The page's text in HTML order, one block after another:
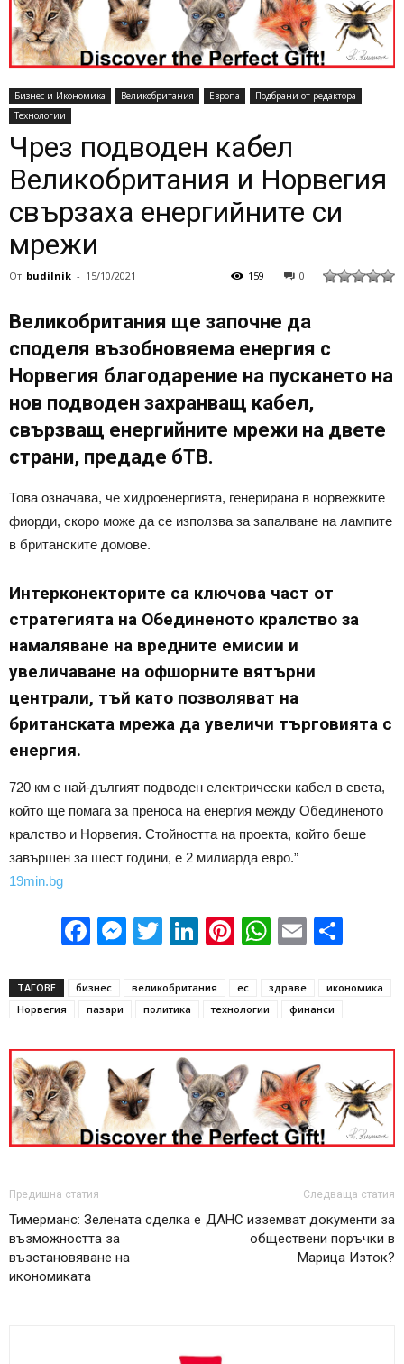
Бизнес и Икономика Великобритания Европа
Подбрани от редактора
Технологии
Чрез подводен кабел
Великобритания и Норвегия
свързаха енергийните си
мрежи
От budilnik - 15/10/2021 0
159
Великобритания ще започне да
споделя възобновяема енергия с
Норвегия благодарение на пускането на
нов подводен захранващ кабел,
свързващ енергийните мрежи на двете
страни, предаде бТВ.
Това означава, че хидроенергията, генерирана в норвежките
фиорди, скоро може да се използва за запалване на лампите
в британските домове.
Интерконекторите са ключова част от
стратегията на Обединеното кралство за
намаляване на вредните емисии и
увеличаване на офшорните вятърни
централи, тъй като позволяват на
британската мрежа да увеличи търговията с
енергия.
720 км е най-дългият подводен електрически кабел в света,
който ще помага за преноса на енергия между Обединеното
кралство и Норвегия. Стойността на проекта, който беше
завършен за шест години, е 2 милиарда евро.”
19min.bg
Facebook
Messenger
Twitter
LinkedIn
Pinterest
WhatsApp
Email
ТАГОВЕ бизнес великобритания ес здраве
икономика
Норвегия
пазари политика технологии финанси
Предишна статия
Тимерманс: Зелената сделка е
възможността за
възстановяване на
икономиката
Следваща статия
ДАНС изземват документи за
обществени поръчки в
Марица Изток?